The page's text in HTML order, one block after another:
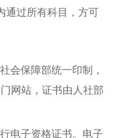
通过所有科目，方可
会保障部统一印制，
网站，证书由人社部
电子资格证书。电子